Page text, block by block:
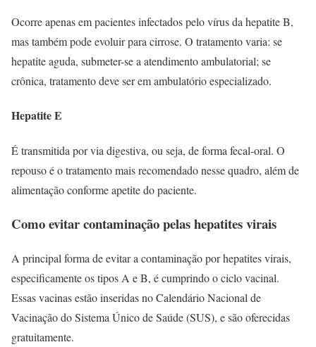
Ocorre apenas em pacientes infectados pelo vírus da hepatite B,
mas também pode evoluir para cirrose. O tratamento varia: se
hepatite aguda, submeter-se a atendimento ambulatorial; se
crônica, tratamento deve ser em ambulatório especializado.
Hepatite E
É transmitida por via digestiva, ou seja, de forma fecal-oral. O
repouso é o tratamento mais recomendado nesse quadro, além de
alimentação conforme apetite do paciente.
Como evitar contaminação pelas hepatites virais
A principal forma de evitar a contaminação por hepatites virais,
especificamente os tipos A e B, é cumprindo o ciclo vacinal.
Essas vacinas estão inseridas no Calendário Nacional de
Vacinação do Sistema Único de Saúde (SUS), e são oferecidas
gratuitamente.